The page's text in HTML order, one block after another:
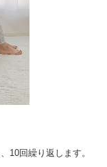
10回繰り返します。